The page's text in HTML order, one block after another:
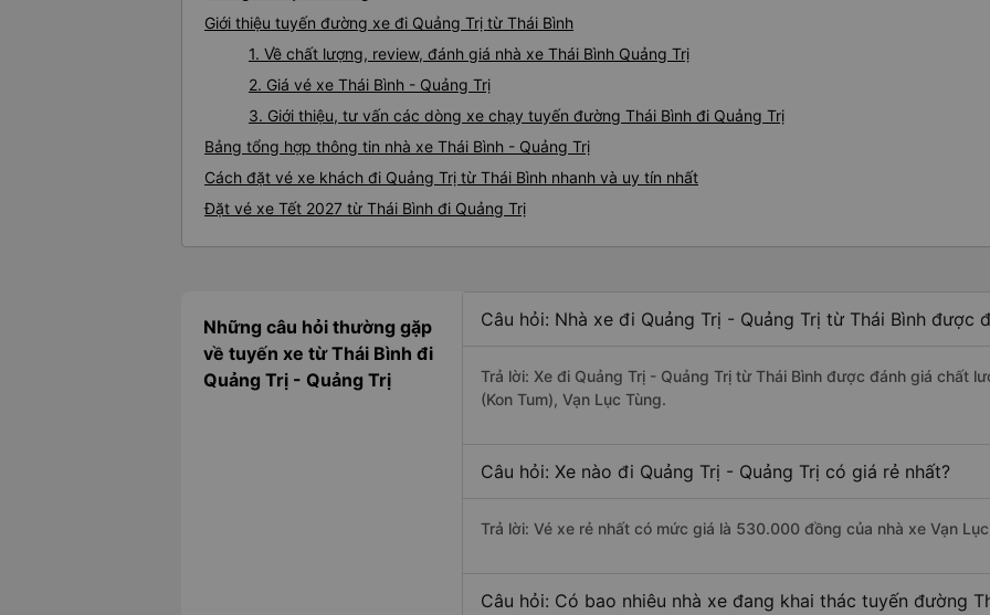
Giới thiệu tuyến đường xe đi Quảng Trị từ Thái Bình
1. Về chất lượng, review, đánh giá nhà xe Thái Bình Quảng Trị
2. Giá vé xe Thái Bình - Quảng Trị
3. Giới thiệu, tư vấn các dòng xe chạy tuyến đường Thái Bình đi Quảng Trị
Bảng tổng hợp thông tin nhà xe Thái Bình - Quảng Trị
Cách đặt vé xe khách đi Quảng Trị từ Thái Bình nhanh và uy tín nhất
Đặt vé xe Tết 2027 từ Thái Bình đi Quảng Trị
Những câu hỏi thường gặp
về tuyến xe từ Thái Bình đi
Quảng Trị - Quảng Trị
Câu hỏi: Nhà xe đi Quảng Trị - Quảng Trị từ Thái Bình được
Trả lời: Xe đi Quảng Trị - Quảng Trị từ Thái Bình được đánh giá chất
(Kon Tum), Vạn Lục Tùng.
Câu hỏi: Xe nào đi Quảng Trị - Quảng Trị có giá rẻ nhất?
Trả lời: Vé xe rẻ nhất có mức giá là 530.000 đồng của nhà xe Vạn
Câu hỏi: Có bao nhiêu nhà xe đang khai thác tuyến đường